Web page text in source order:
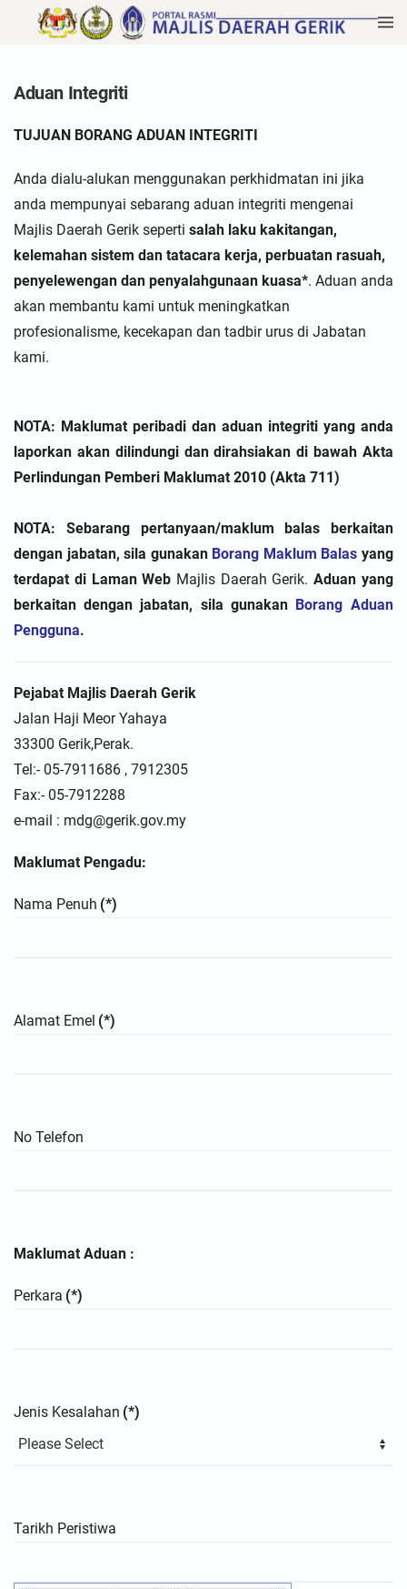
Aduan Integriti
TUJUAN BORANG ADUAN INTEGRITI
Anda dialu-alukan menggunakan perkhidmatan ini jika
anda mempunyai sebarang aduan integriti mengenai
Majlis Daerah Gerik seperti salah laku kakitangan,
kelemahan sistem dan tatacara kerja, perbuatan rasuah,
penyelewengan dan penyalahgunaan kuasa*. Aduan anda
akan membantu kami untuk meningkatkan
profesionalisme, kecekapan dan tadbir urus di Jabatan
kami.
NOTA: Maklumat peribadi dan aduan integriti yang anda
laporkan akan dilindungi dan dirahsiakan di bawah Akta
Perlindungan Pemberi Maklumat 2010 (Akta 711)
NOTA: Sebarang pertanyaan/maklum balas berkaitan
dengan jabatan, sila gunakan Borang Maklum Balas yang
terdapat di Laman Web Majlis Daerah Gerik. Aduan yang
berkaitan dengan jabatan, sila gunakan Borang Aduan
Pengguna.
Pejabat Majlis Daerah Gerik
Jalan Haji Meor Yahaya
33300 Gerik,Perak.
Tel:- 05-7911686 , 7912305
Fax:- 05-7912288
e-mail : mdg@gerik.gov.my
Maklumat Pengadu:
Nama Penuh (*)
Alamat Emel (*)
No Telefon
Maklumat Aduan :
Perkara (*)
Jenis Kesalahan (*)
Tarikh Peristiwa